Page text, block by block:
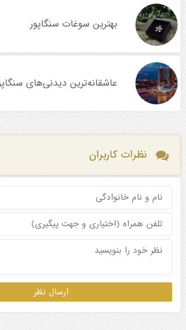
بهترین سوغات سنگاپور
عاشقانه‌ترین دیدنی‌های
نظرات کاربران